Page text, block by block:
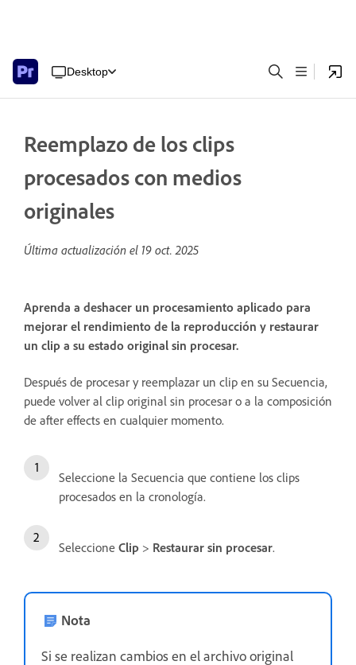
Desktop
Reemplazo de los clips
procesados con medios
originales
Última actualización el 19 oct. 2025
Aprenda a deshacer un procesamiento aplicado para
mejorar el rendimiento de la reproducción y restaurar
un clip a su estado original sin procesar.
Después de procesar y reemplazar un clip en su Secuencia,
puede volver al clip original sin procesar o a la composición
de after effects en cualquier momento.
Seleccione la Secuencia que contiene los clips
procesados en la cronología.
Seleccione Clip > Restaurar sin procesar.
Nota
Si se realizan cambios en el archivo original